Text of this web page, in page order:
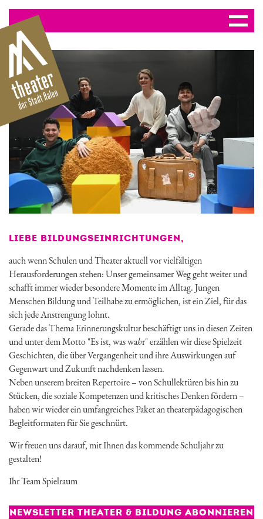
LIEBE BILDUNGSEINRICHTUNGEN,
auch wenn Schulen und Theater aktuell vor vielfältigen
Herausforderungen stehen: Unser gemeinsamer Weg geht weiter und
schafft immer wieder besondere Momente im Alltag. Jungen
Menschen Bildung und Teilhabe zu ermöglichen, ist ein Ziel, für das
sich jede Anstrengung lohnt.
Gerade das Thema Erinnerungskultur beschäftigt uns in diesen Zeiten
und unter dem Motto "Es ist, was wahr" erzählen wir diese Spielzeit
Geschichten, die über Vergangenheit und ihre Auswirkungen auf
Gegenwart und Zukunft nachdenken lassen.
Neben unserem breiten Repertoire – von Schullektüren bis hin zu
Stücken, die soziale Kompetenzen und kritisches Denken fördern –
haben wir wieder ein umfangreiches Paket an theaterpädagogischen
Begleitformaten für Sie geschnürt.
Wir freuen uns darauf, mit Ihnen das kommende Schuljahr zu
gestalten!
Ihr Team Spielraum
NEWSLETTER THEATER & BILDUNG ABONNIEREN